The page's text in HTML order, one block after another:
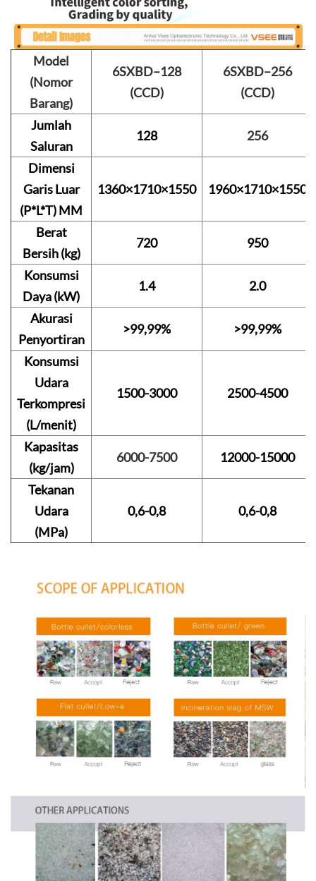
Model
(Nomor
Barang)
6SXBD–128
(CCD)
6SXBD–256
(CCD)
Jumlah
Saluran
128 256
Dimensi
Garis Luar
(P*L*T) MM
1360×1710×1550 1960×1710×1550
Berat
Bersih (kg)
720 950
Konsumsi
Daya (kW)
1.4 2.0
Akurasi
Penyortiran
>99,99% >99,99%
Konsumsi
Udara
Terkompresi
(L/menit)
1500-3000 2500-4500
Kapasitas
(kg/jam)
6000-7500 12000-15000
Tekanan
Udara
(MPa)
0,6-0,8 0,6-0,8